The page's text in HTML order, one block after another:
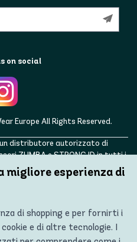
on social
Europe All Rights Reserved.
un distributore autorizzato di
ZUMBA e STRONG ID in tutti i
Norvegia, Svizzera, Islanda,
ZUMBA, STRONG ID e i loghi
registrati di Zumba Fitness, LLC e
esperienza di
di shopping e per fornirti i
e di altre tecnologie. I